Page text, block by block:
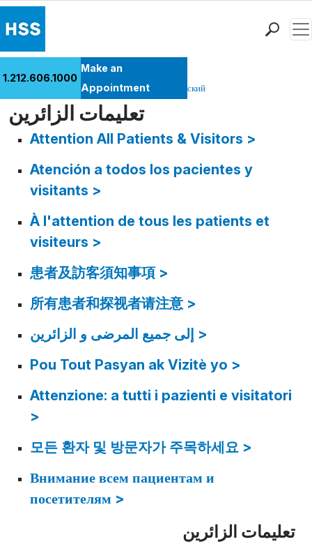
Patient Care
Health Library
Giving
Careers
Why Choose HSS
MyHSS Sign In
1.212.606.1000
Make an
Appointment
español عربي 繁體中文 Pусский
تعليمات الزائرين
Attention All Patients & Visitors >
Atención a todos los pacientes y
visitants >
À l'attention de tous les patients et
visiteurs >
患者及訪客須知事項 >
所有患者和探视者请注意 >
إلى جمیع المرضى و الزائرین >
Pou Tout Pasyan ak Vizitè yo >
Attenzione: a tutti i pazienti e visitatori
>
모든 환자 및 방문자가 주목하세요 >
Внимание всем пациентам и
посетителям >
تعليمات الزائرين